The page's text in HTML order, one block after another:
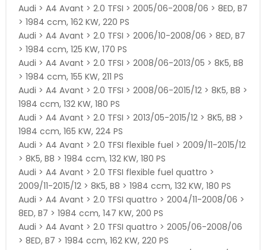
Audi > A4 Avant > 2.0 TFSI > 2005/06-2008/06 > 8ED, B7
> 1984 ccm, 162 KW, 220 PS
Audi > A4 Avant > 2.0 TFSI > 2006/10-2008/06 > 8ED, B7
> 1984 ccm, 125 KW, 170 PS
Audi > A4 Avant > 2.0 TFSI > 2008/06-2013/05 > 8K5, B8
> 1984 ccm, 155 KW, 211 PS
Audi > A4 Avant > 2.0 TFSI > 2008/06-2015/12 > 8K5, B8 >
1984 ccm, 132 KW, 180 PS
Audi > A4 Avant > 2.0 TFSI > 2013/05-2015/12 > 8K5, B8 >
1984 ccm, 165 KW, 224 PS
Audi > A4 Avant > 2.0 TFSI flexible fuel > 2009/11-2015/12
> 8K5, B8 > 1984 ccm, 132 KW, 180 PS
Audi > A4 Avant > 2.0 TFSI flexible fuel quattro >
2009/11-2015/12 > 8K5, B8 > 1984 ccm, 132 KW, 180 PS
Audi > A4 Avant > 2.0 TFSI quattro > 2004/11-2008/06 >
8ED, B7 > 1984 ccm, 147 KW, 200 PS
Audi > A4 Avant > 2.0 TFSI quattro > 2005/06-2008/06
> 8ED, B7 > 1984 ccm, 162 KW, 220 PS